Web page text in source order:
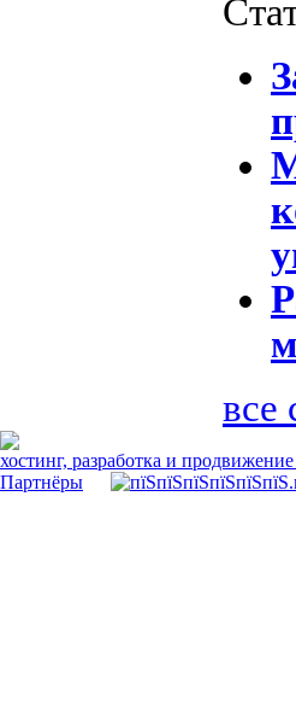
все
хостинг, разработка и
Партнёры